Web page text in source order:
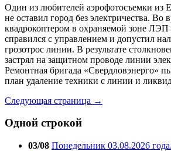
Один из любителей аэрофотосъемки из
не оставил город без электричества. Во
квадрокоптером в охраняемой зоне
справился с управлением и допустил
грозотрос линии. В результате
застрял на защитном проводе линии
Ремонтная бригада «Свердловэнерго»
план удаление техники с линии и
Следующая страница →
Одной строкой
03/08 Понедельник 03.08.2026